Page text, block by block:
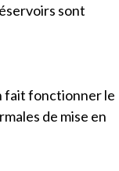
sont
fait fonctionner le
de mise en